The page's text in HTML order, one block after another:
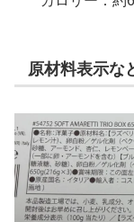
原材料表示な